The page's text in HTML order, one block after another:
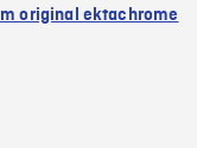
original ektachrome